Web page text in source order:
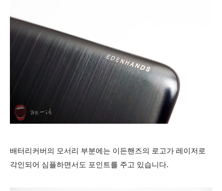
배터리커버의 모서리 부분에는 이든핸즈의 로고가 레이저로
각인되어 심플하면서도 포인트를 주고 있습니다.